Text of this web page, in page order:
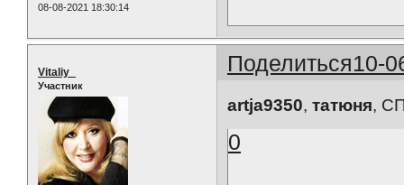
08-08-2021 18:30:14
Поделиться10-
Vitaliy_
Участник
artja9350,татюня,
0